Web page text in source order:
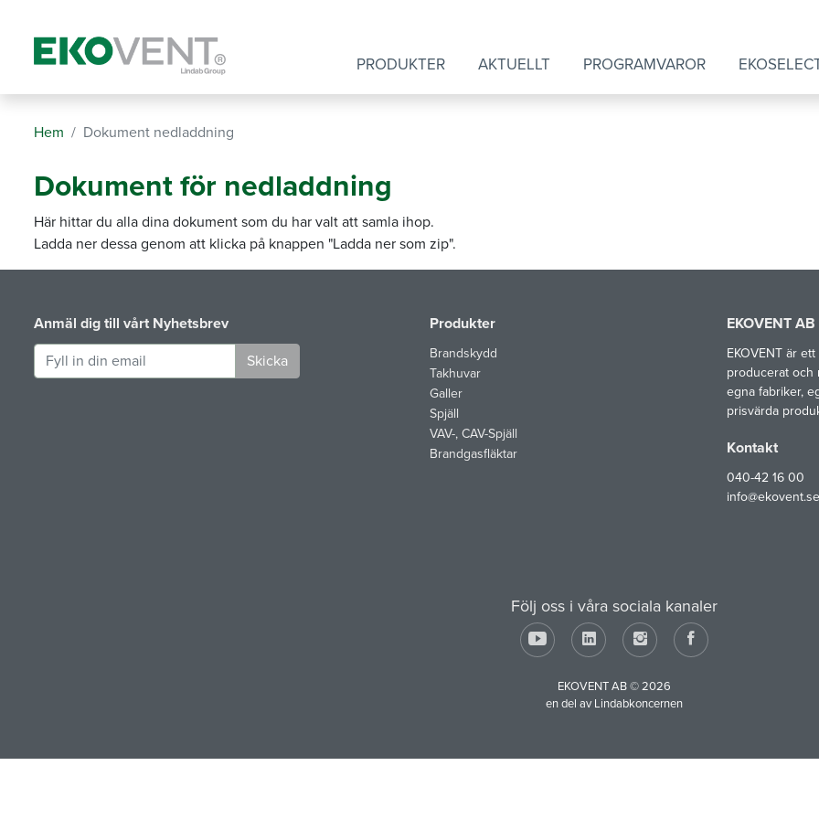
PRODUKTER AKTUELLT PROGRAMVAROR
Hem Dokument nedladdning
Dokument för nedladdning
Här hittar du alla dina dokument som du har valt att samla ihop.
Ladda ner dessa genom att klicka på knappen "Ladda ner som zip".
Anmäl dig till vårt Nyhetsbrev
Skicka
Produkter
Brandskydd
Takhuvar
Galler
Spjäll
VAV-, CAV-Spjäll
Brandgasfläktar
EKOVENT AB
EKOVENT är
producerat och
egna fabriker,
prisvärda
Kontakt
040-42 16 00
info@ekovent.se
Följ oss i våra sociala kanaler
EKOVENT AB © 2026
en del av Lindabkoncernen